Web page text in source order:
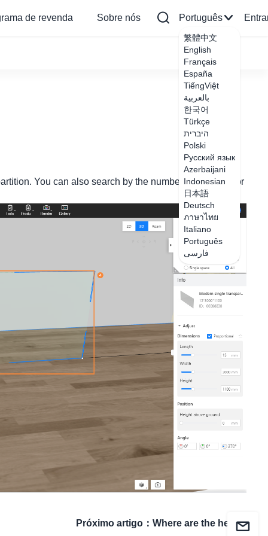
de revenda Sobre nós Português
繁體中文
English
Français
España
TiếngViệt
بالعربية
한국어
Türkçe
היברית
Polski
Русский язык
Azerbaijani
Indonesian
日本語
Deutsch
ภาษาไทย
Italiano
Português
فارسی
You can also search by the number: 00088838 for
Próximo artigo ： Where are the heater